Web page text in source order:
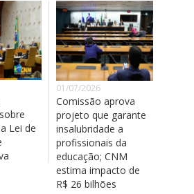
Lei de
01/07/2026
Comissão aprova
projeto que garante
insalubridade a
profissionais da
educação; CNM
estima impacto de
R$ 26 bilhões